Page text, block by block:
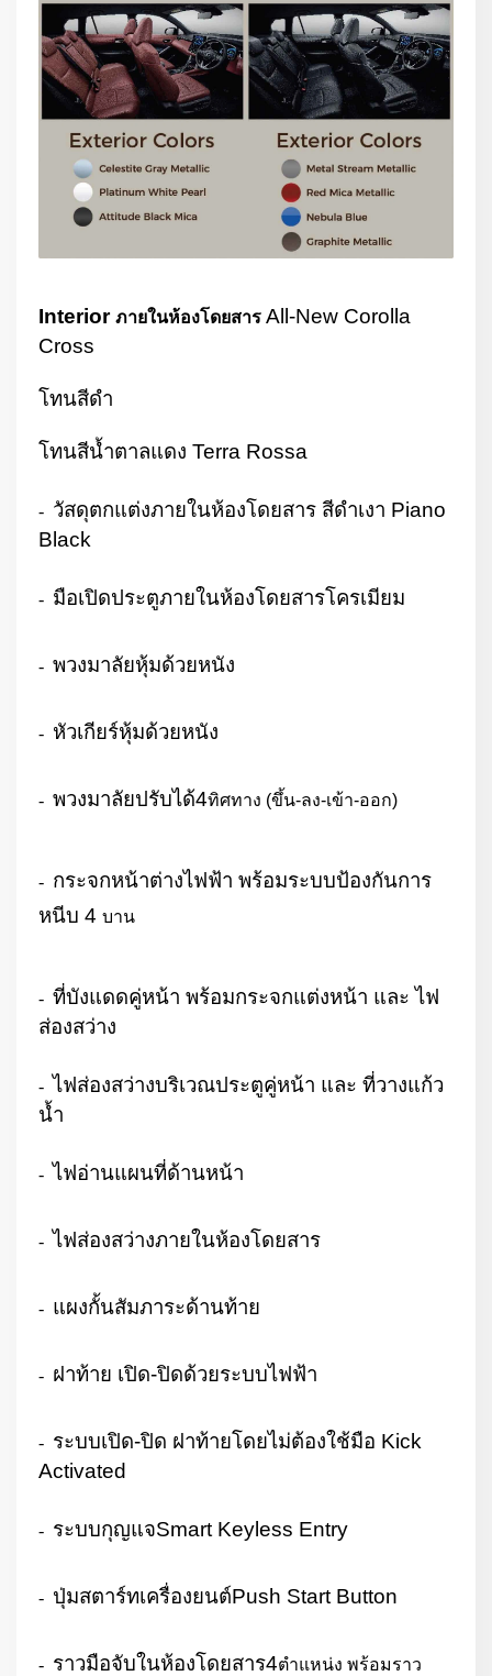
Interior ภายในห้องโดยสาร All-New Corolla
Cross
โทนสีดำ
โทนสีน้ำตาลแดง Terra Rossa
- วัสดุตกแต่งภายในห้องโดยสาร สีดำเงา Piano
Black
- มือเปิดประตูภายในห้องโดยสารโครเมียม
- พวงมาลัยหุ้มด้วยหนัง
- หัวเกียร์หุ้มด้วยหนัง
- พวงมาลัยปรับได้4ทิศทาง (ขึ้น-ลง-เข้า-ออก)
- กระจกหน้าต่างไฟฟ้า พร้อมระบบป้องกันการ
หนีบ 4 บาน
- ที่บังแดดคู่หน้า พร้อมกระจกแต่งหน้า และ ไฟ
ส่องสว่าง
- ไฟส่องสว่างบริเวณประตูคู่หน้า และ ที่วางแก้ว
น้ำ
- ไฟอ่านแผนที่ด้านหน้า
- ไฟส่องสว่างภายในห้องโดยสาร
- แผงกั้นสัมภาระด้านท้าย
- ฝาท้าย เปิด-ปิดด้วยระบบไฟฟ้า
- ระบบเปิด-ปิด ฝาท้ายโดยไม่ต้องใช้มือ Kick
Activated
- ระบบกุญแจSmart Keyless Entry
- ปุ่มสตาร์ทเครื่องยนต์Push Start Button
- ราวมือจับในห้องโดยสาร4ตำแหน่ง พร้อมราว